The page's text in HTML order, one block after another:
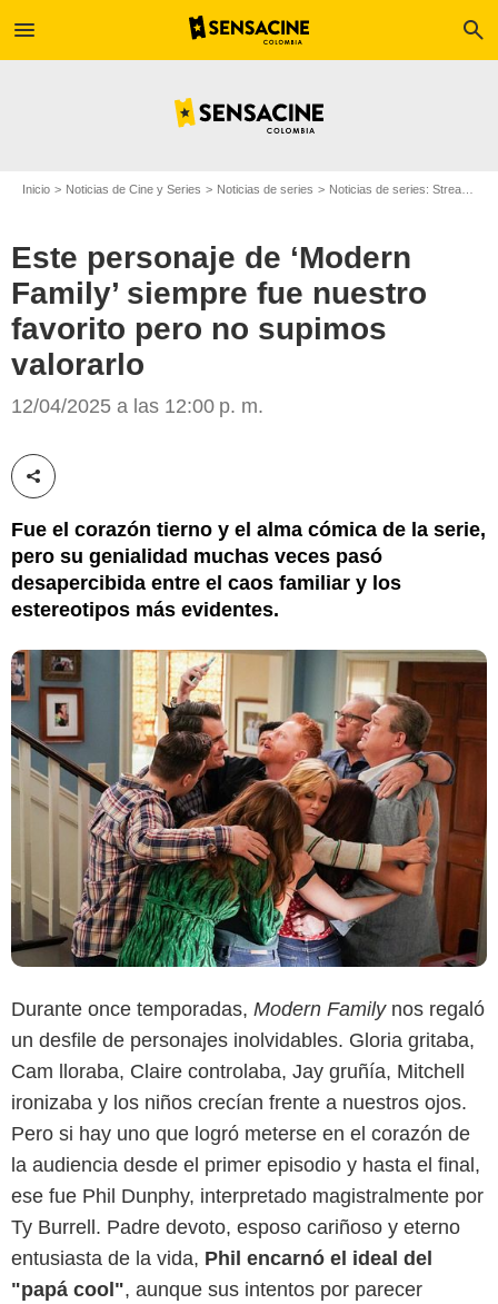
menu search
Inicio Noticias de Cine y Series Noticias de series Noticias de series: Streaming
Este personaje de ‘Modern
Family’ siempre fue nuestro
favorito pero no supimos
valorarlo
12/04/2025 a las 12:00 p. m.
Compartir esta noticia
Fue el corazón tierno y el alma cómica de la serie,
pero su genialidad muchas veces pasó
desapercibida entre el caos familiar y los
estereotipos más evidentes.
Disney+
Durante once temporadas, Modern Family nos regaló
un desfile de personajes inolvidables. Gloria gritaba,
Cam lloraba, Claire controlaba, Jay gruñía, Mitchell
ironizaba y los niños crecían frente a nuestros ojos.
Pero si hay uno que logró meterse en el corazón de
la audiencia desde el primer episodio y hasta el final,
ese fue Phil Dunphy, interpretado magistralmente por
Ty Burrell. Padre devoto, esposo cariñoso y eterno
entusiasta de la vida, Phil encarnó el ideal del
"papá cool", aunque sus intentos por parecer